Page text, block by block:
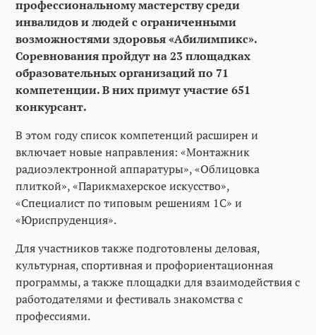
профессиональному мастерству среди
инвалидов и людей с ограниченными
возможностями здоровья «Абилимпикс».
Соревнования пройдут на 23 площадках
образовательных организаций по 71
компетенции. В них примут участие 651
конкурсант.
В этом году список компетенций расширен и
включает новые направления: «Монтажник
радиоэлектронной аппаратуры», «Облицовка
плиткой», «Парикмахерское искусство»,
«Специалист по типовым решениям 1С» и
«Юриспруденция».
Для участников также подготовлены деловая,
культурная, спортивная и профориентационная
программы, а также площадки для взаимодействия с
работодателями и фестиваль знакомства с
профессиями.